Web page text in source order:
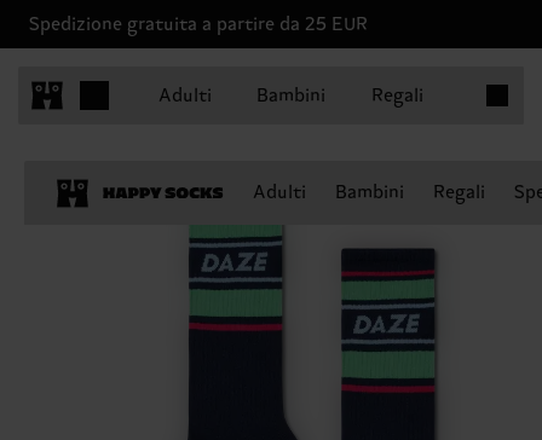
Spedizione gratuita a partire da 25 EUR
Adulti Bambini Regali
Adulti Bambini Regali